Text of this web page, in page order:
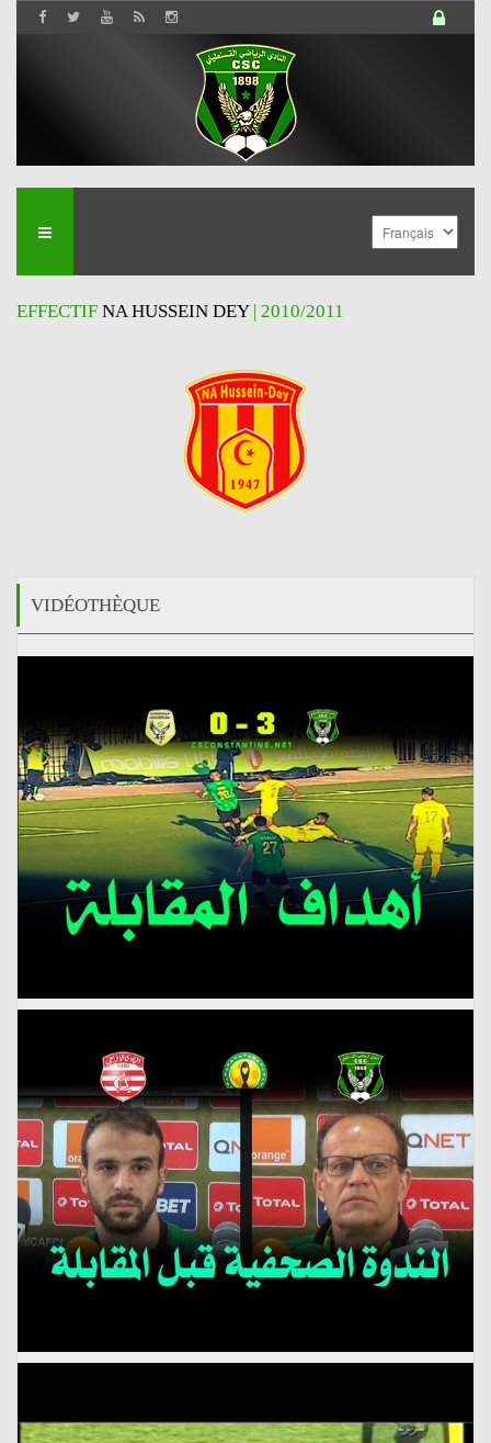
EFFECTIF NA HUSSEIN DEY| 2010/2011
VIDÉOTHÈQUE